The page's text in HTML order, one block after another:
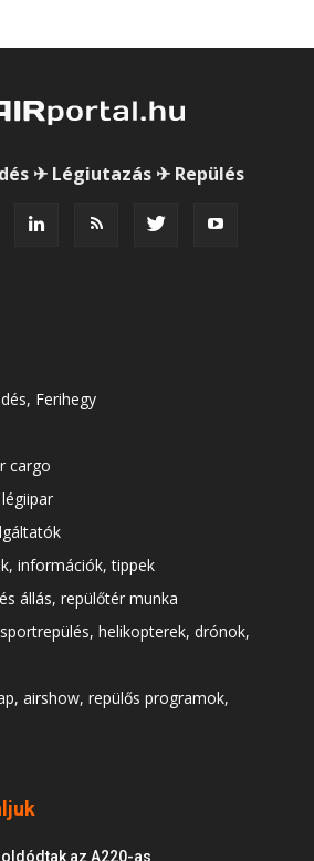
✈ Légiutazás ✈ Repülés
Ferihegy
cargo
információk, tippek
állás, repülőtér munka
helikopterek, drónok,
airshow, repülős programok,
az A220-as